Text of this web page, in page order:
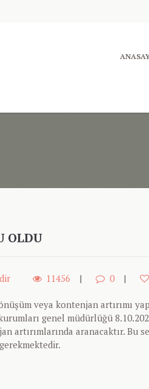
OLDU
11456 0
veya kontenjan artırımı
genel müdürlüğü
artırımlarında aranacaktır. Bu